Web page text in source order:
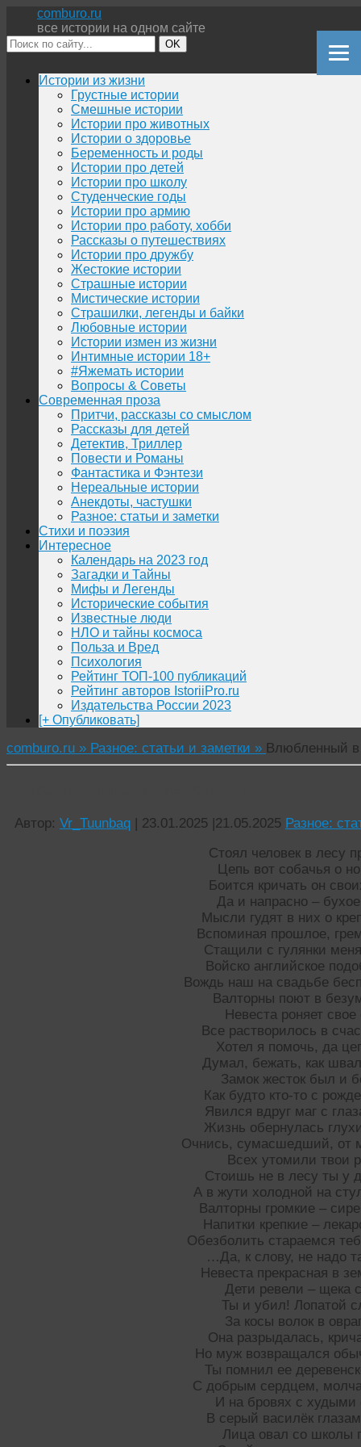
comburo.ru
все истории на одном сайте
OK
Перейти
содержимому
Истории из жизни
Грустные истории
Смешные истории
Истории про животных
Истории о здоровье
Беременность и роды
Истории про детей
Истории про школу
Студенческие годы
Истории про армию
Истории про работу, хобби
Рассказы о путешествиях
Истории про дружбу
Жестокие истории
Страшные истории
Мистические истории
Страшилки, легенды и байки
Любовные истории
Истории измен из жизни
Интимные истории 18+
#Яжемать истории
Вопросы & Советы
Современная проза
Притчи, рассказы со смыслом
Рассказы для детей
Детектив, Триллер
Повести и Романы
Фантастика и Фэнтези
Нереальные истории
Анекдоты, частушки
Разное: статьи и заметки
Стихи и поэзия
Интересное
Календарь на 2023 год
Загадки и Тайны
Мифы и Легенды
Исторические события
Известные люди
НЛО и тайны космоса
Польза и Вред
Психология
Рейтинг ТОП-100 публикаций
Рейтинг авторов IstoriiPro.ru
Издательства России 2023
[+ Опубликовать]
comburo.ru » Разное: статьи и заметки » Влюбленный
Автор: Vr_Tuunbaq | 23.01.2025 |21.05.2025 Разное:
Стоял человек в лесу
Цепь вот собачья о
Боится кричать он
Да и напрасно –
Мысли гудят в них о
Вспоминая прошлое,
Стащили с гулянки
Войско английское
Вождь наш на свадьбе
Валторны поют в
Невеста роняет свое
Все растворилось в
Хотел я помочь, да
Думал, бежать, как
Замок жесток был и
Как будто кто-то с
Явился вдруг маг с
Жизнь обернулась
Очнись, сумасшедший, от
Всех утомили твои
Стоишь не в лесу ты у
А в жути холодной на
Валторны громкие –
Напитки крепкие –
Обезболить стараемся
…Да, к слову, не надо
Невеста прекрасная в
Дети ревели – щека
Ты и убил! Лопатой
За косы волок в
Она разрыдалась,
Но муж возвращался
Ты помнил ее
С добрым сердцем,
И на бровях с худыми
В серый василёк
Лица овал со школы